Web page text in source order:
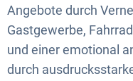
Angebote durch
Gastgewerbe,
und einer emotional
durch